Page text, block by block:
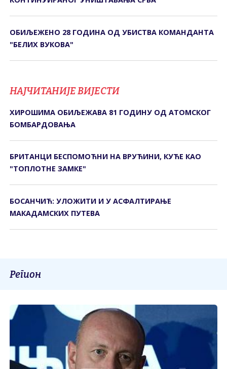
ОБИЉЕЖЕНО 28 ГОДИНА ОД УБИСТВА КОМАНДАНТА
"БЕЛИХ ВУКОВА"
НАЈЧИТАНИЈЕ ВИЈЕСТИ
ХИРОШИМА ОБИЉЕЖАВА 81 ГОДИНУ ОД АТОМСКОГ
БОМБАРДОВАЊА
БРИТАНЦИ БЕСПОМОЋНИ НА ВРУЋИНИ, КУЋЕ КАО
"ТОПЛОТНЕ ЗАМКЕ"
БОСАНЧИЋ: УЛОЖИТИ И У АСФАЛТИРАЊЕ
МАКАДАМСКИХ ПУТЕВА
Регион